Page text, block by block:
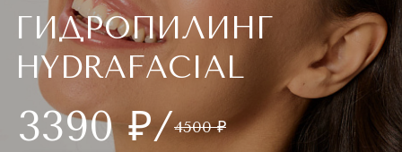
ГИДРОПИЛИНГ
HYDRAFACIAL
3390 ₽/4500 ₽